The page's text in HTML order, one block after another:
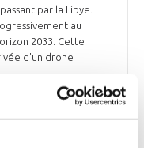
par la Libye.
au
2033. Cette
d'un drone